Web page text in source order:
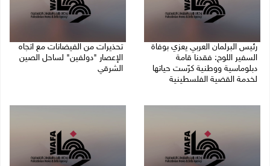
رئيس البرلمان العربي يعزي بوفاة
السفير اللوح: فقدنا قامة
دبلوماسية ووطنية كرّست حياتها
لخدمة القضية الفلسطينية
تحذيرات من الفيضانات مع اتجاه
الإعصار "دولفين" لساحل الصين
الشرقي